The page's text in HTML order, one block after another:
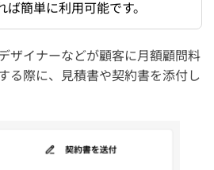
ば簡単に利用可能です。
ザイナーなどが顧客に月額顧問料
る際に、見積書や契約書を添付し